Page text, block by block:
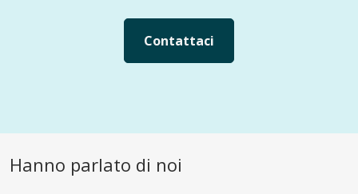
Contattaci
Hanno parlato di noi